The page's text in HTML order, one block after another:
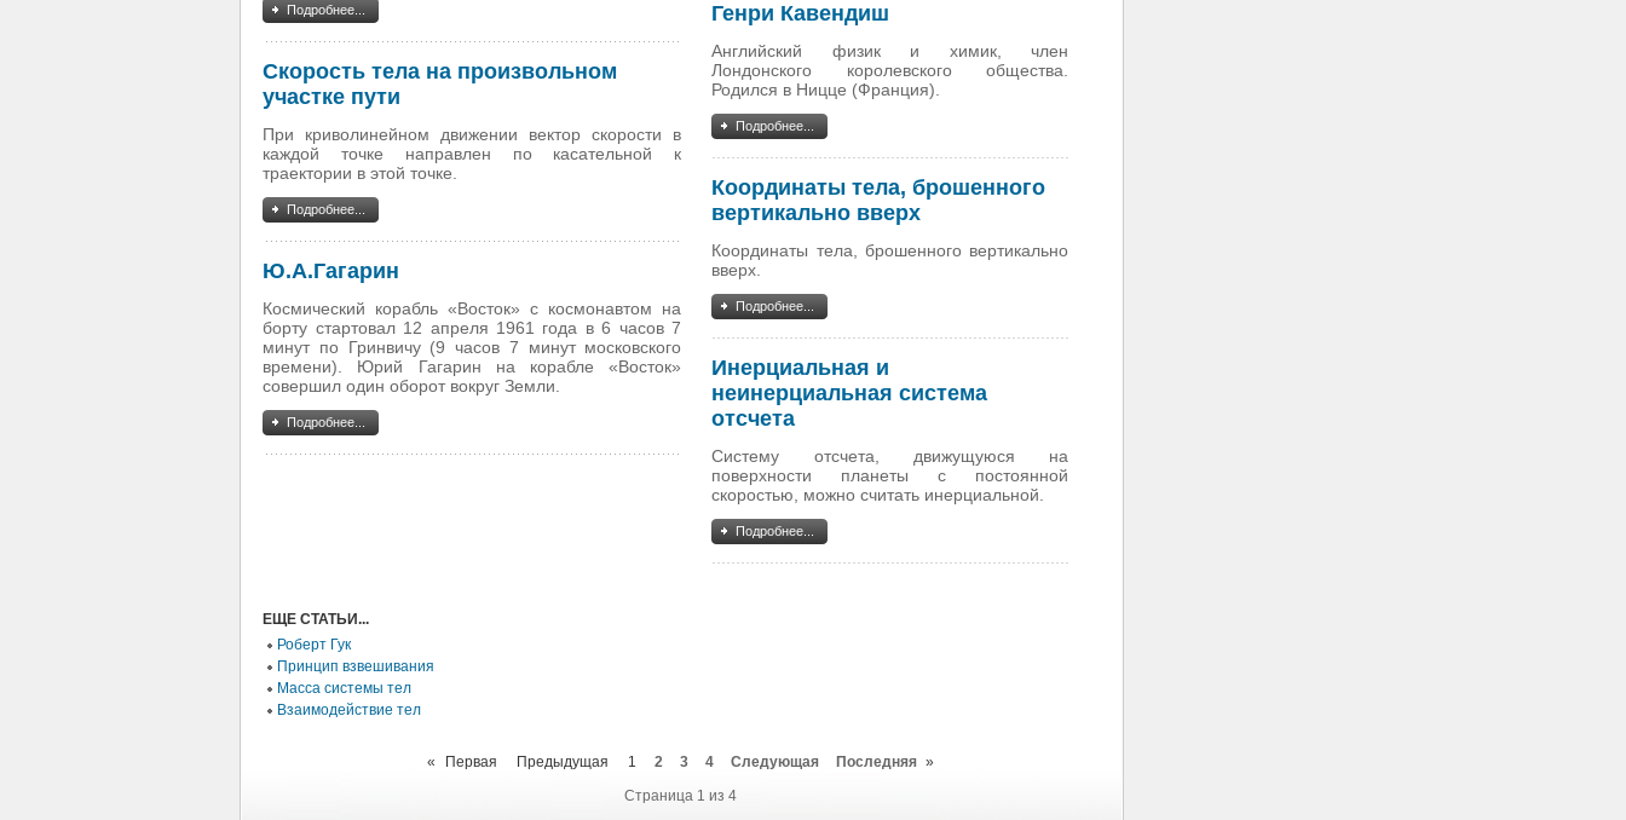
Подробнее...
Скорость тела на произвольном
участке пути
При криволинейном движении вектор скорости в
каждой точке направлен по касательной к
траектории в этой точке.
Подробнее...
Ю.А.Гагарин
Космический корабль «Восток» с космонавтом на
борту стартовал 12 апреля 1961 года в 6 часов 7
минут по Гринвичу (9 часов 7 минут московского
времени). Юрий Гагарин на корабле «Восток»
совершил один оборот вокруг Земли.
Подробнее...
Генри Кавендиш
Английский физик и химик, член
Лондонского королевского общества.
Родился в Ницце (Франция).
Подробнее...
Координаты тела, брошенного
вертикально вверх
Координаты тела, брошенного вертикально
вверх.
Подробнее...
Инерциальная и
неинерциальная система
отсчета
Систему отсчета, движущуюся на
поверхности планеты с постоянной
скоростью, можно считать инерциальной.
Подробнее...
ЕЩЕ СТАТЬИ...
Роберт Гук
Принцип взвешивания
Масса системы тел
Взаимодействие тел
« Первая Предыдущая 1 2 3 4 Следующая Последняя »
Страница 1 из 4